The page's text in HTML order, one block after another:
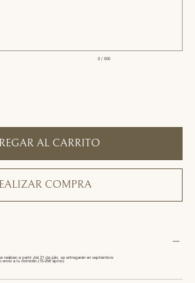
0 / 500
AL CARRITO
COMPRA
a partir del 21 de julio, se entregarán en septiembre.
envío a tu domicilio (15-25€ aprox)